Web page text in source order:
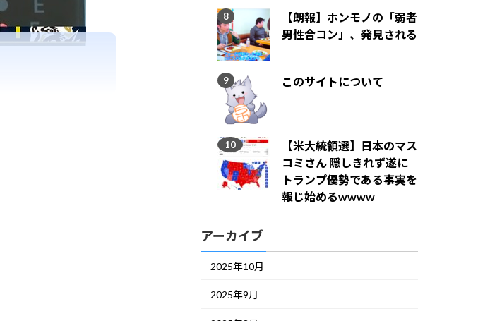
【朗報】ホンモノの「弱者
男性合コン」、発見される
このサイトについて
【米大統領選】日本のマス
コミさん 隠しきれず遂に
トランプ優勢である事実を
報じ始めるwwww
アーカイブ
2025年10月
2025年9月